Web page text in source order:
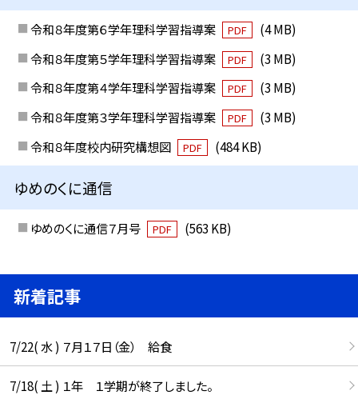
令和８年度第６学年理科学習指導案 PDF
(4 MB)
令和８年度第５学年理科学習指導案
PDF
(3 MB)
令和８年度第４学年理科学習指導案
PDF
(3 MB)
令和８年度第３学年理科学習指導案
PDF
(3 MB)
令和８年度校内研究構想図
PDF (484 KB)
ゆめのくに通信
ゆめのくに通信７月号 PDF (563 KB)
新着記事
7/22( 水 ) ７月１７日（金） 給食
7/18( 土 ) １年 １学期が終了しました。